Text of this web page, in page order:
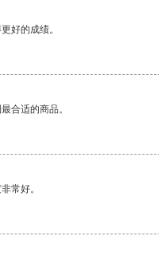
好的成绩。
合适的商品。
常好。